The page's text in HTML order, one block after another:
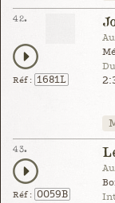
42.
Réf : 1681L
43.
Réf : 0059B